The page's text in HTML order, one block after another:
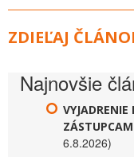
ZDIEĽAJ
Najnovšie
6.8.2026)